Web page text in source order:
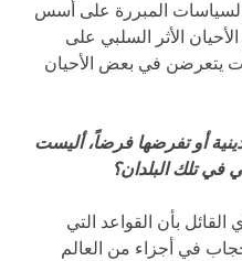
المبررة على أسس
الأثر السلبي على
يتعرضن في بعض الأحيان
أو تفرضها فرضاً، أليست
في تلك البلدان؟
بأن القواعد التي
في أجزاء من العالم